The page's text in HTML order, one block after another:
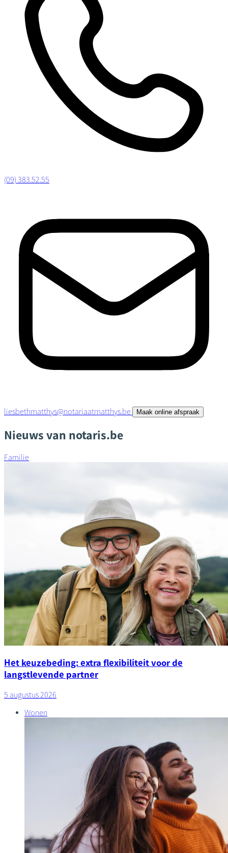
(09) 383.52.55
liesbethmatthys@notariaatmatthys.be Maak online afspraak
Nieuws van notaris.be
Familie
Het keuzebeding: extra flexibiliteit voor de
langstlevende partner
5 augustus 2026
Wonen